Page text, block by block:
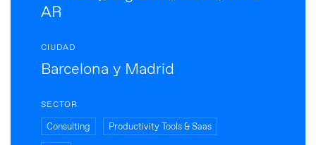
AR
CIUDAD
Barcelona y Madrid
SECTOR
Consulting Productivity Tools & Saas